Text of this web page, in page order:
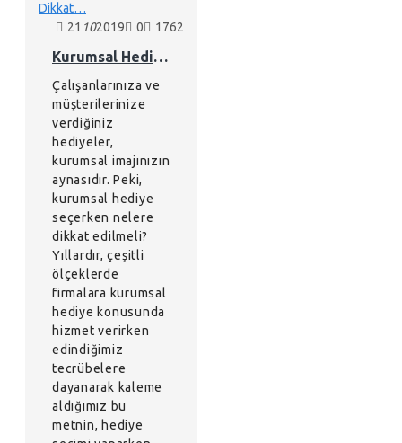
21 102019 0 1762
Kurumsal Hediye Seçimi Yaparken Bunlara Dikkat…
Çalışanlarınıza ve
müşterilerinize
verdiğiniz
hediyeler,
kurumsal imajınızın
aynasıdır. Peki,
kurumsal hediye
seçerken nelere
dikkat edilmeli?
Yıllardır, çeşitli
ölçeklerde
firmalara kurumsal
hediye konusunda
hizmet verirken
edindiğimiz
tecrübelere
dayanarak kaleme
aldığımız bu
metnin, hediye